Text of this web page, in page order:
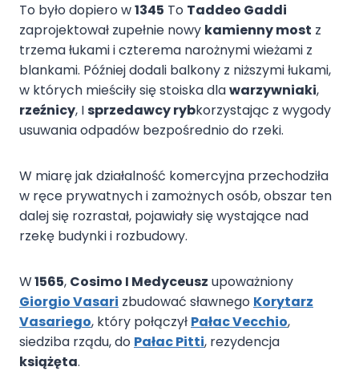
To było dopiero w1345 To Taddeo Gaddi
zaprojektował zupełnie nowy kamienny most z
trzema łukami i czterema narożnymi wieżami z
blankami. Później dodali balkony z niższymi łukami,
w których mieściły się stoiska dlawarzywniaki,
rzeźnicy, Isprzedawcy rybkorzystając z wygody
usuwania odpadów bezpośrednio do rzeki.
W miarę jak działalność komercyjna przechodziła
w ręce prywatnych i zamożnych osób, obszar ten
dalej się rozrastał, pojawiały się wystające nad
rzekę budynki i rozbudowy.
W1565, Cosimo I Medyceusz upoważniony
Giorgio Vasari zbudować sławnego Korytarz
Vasariego, który połączył Pałac Vecchio,
siedziba rządu, do Pałac Pitti, rezydencja
książęta.